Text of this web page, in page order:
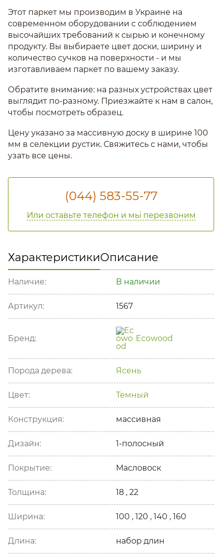
Этот паркет мы производим в Украине на
современном оборудовании с соблюдением
высочайших требований к сырью и конечному
продукту. Вы выбираете цвет доски, ширину и
количество сучков на поверхности - и мы
изготавливаем паркет по вашему заказу.
Обратите внимание: на разных устройствах цвет
выглядит по-разному. Приезжайте к нам в салон,
чтобы посмотреть образец.
Цену указано за массивную доску в ширине 100
мм в селекции рустик. Свяжитесь с нами, чтобы
узать все цены.
(044) 583-55-77
Или оставьте телефон и мьі перезвоним
ХарактеристикиОписание
Наличие: В наличии
Артикул: 1567
Бренд: Ecowood
Порода дерева: Ясень
Цвет: Темный
Конструкция: массивная
Дизайн: 1-полосный
Покрытие: Масловоск
Толщина: 18 , 22
Ширина: 100 , 120 , 140 , 160
Длина: набор длин